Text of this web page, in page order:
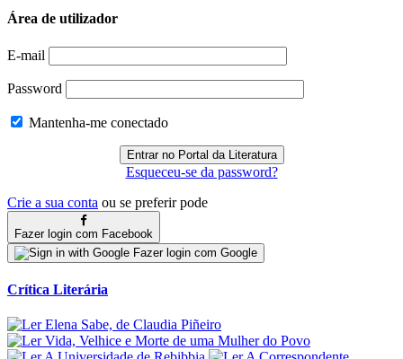
Área de utilizador
E-mail
Password
Mantenha-me conectado
Esqueceu-se da password?
Crie a sua conta ou se preferir pode
Fazer login com Facebook
Fazer login com Google
Crítica Literária